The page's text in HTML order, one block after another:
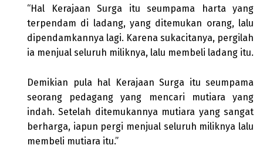
“Hal Kerajaan Surga itu seumpama harta yang
terpendam di ladang, yang ditemukan orang, lalu
dipendamkannya lagi. Karena sukacitanya, pergilah
ia menjual seluruh miliknya, lalu membeli ladang itu.
Demikian pula hal Kerajaan Surga itu seumpama
seorang pedagang yang mencari mutiara yang
indah. Setelah ditemukannya mutiara yang sangat
berharga, iapun pergi menjual seluruh miliknya lalu
membeli mutiara itu.”